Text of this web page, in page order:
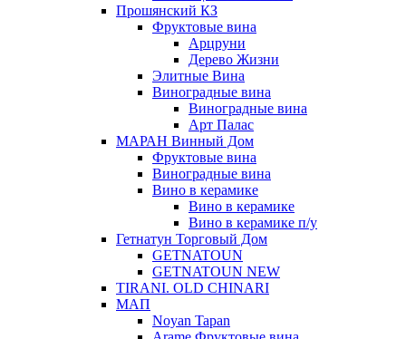
Прошянский КЗ
Фруктовые вина
Арцруни
Дерево Жизни
Элитные Вина
Виноградные вина
Виноградные вина
Арт Палас
МАРАН Винный Дом
Фруктовые вина
Виноградные вина
Вино в керамике
Вино в керамике
Вино в керамике п/у
Гетнатун Торговый Дом
GETNATOUN
GETNATOUN NEW
TIRANI. OLD CHINARI
МАП
Noyan Tapan